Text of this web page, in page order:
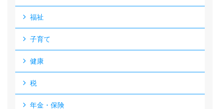
福祉
子育て
健康
税
年金・保険